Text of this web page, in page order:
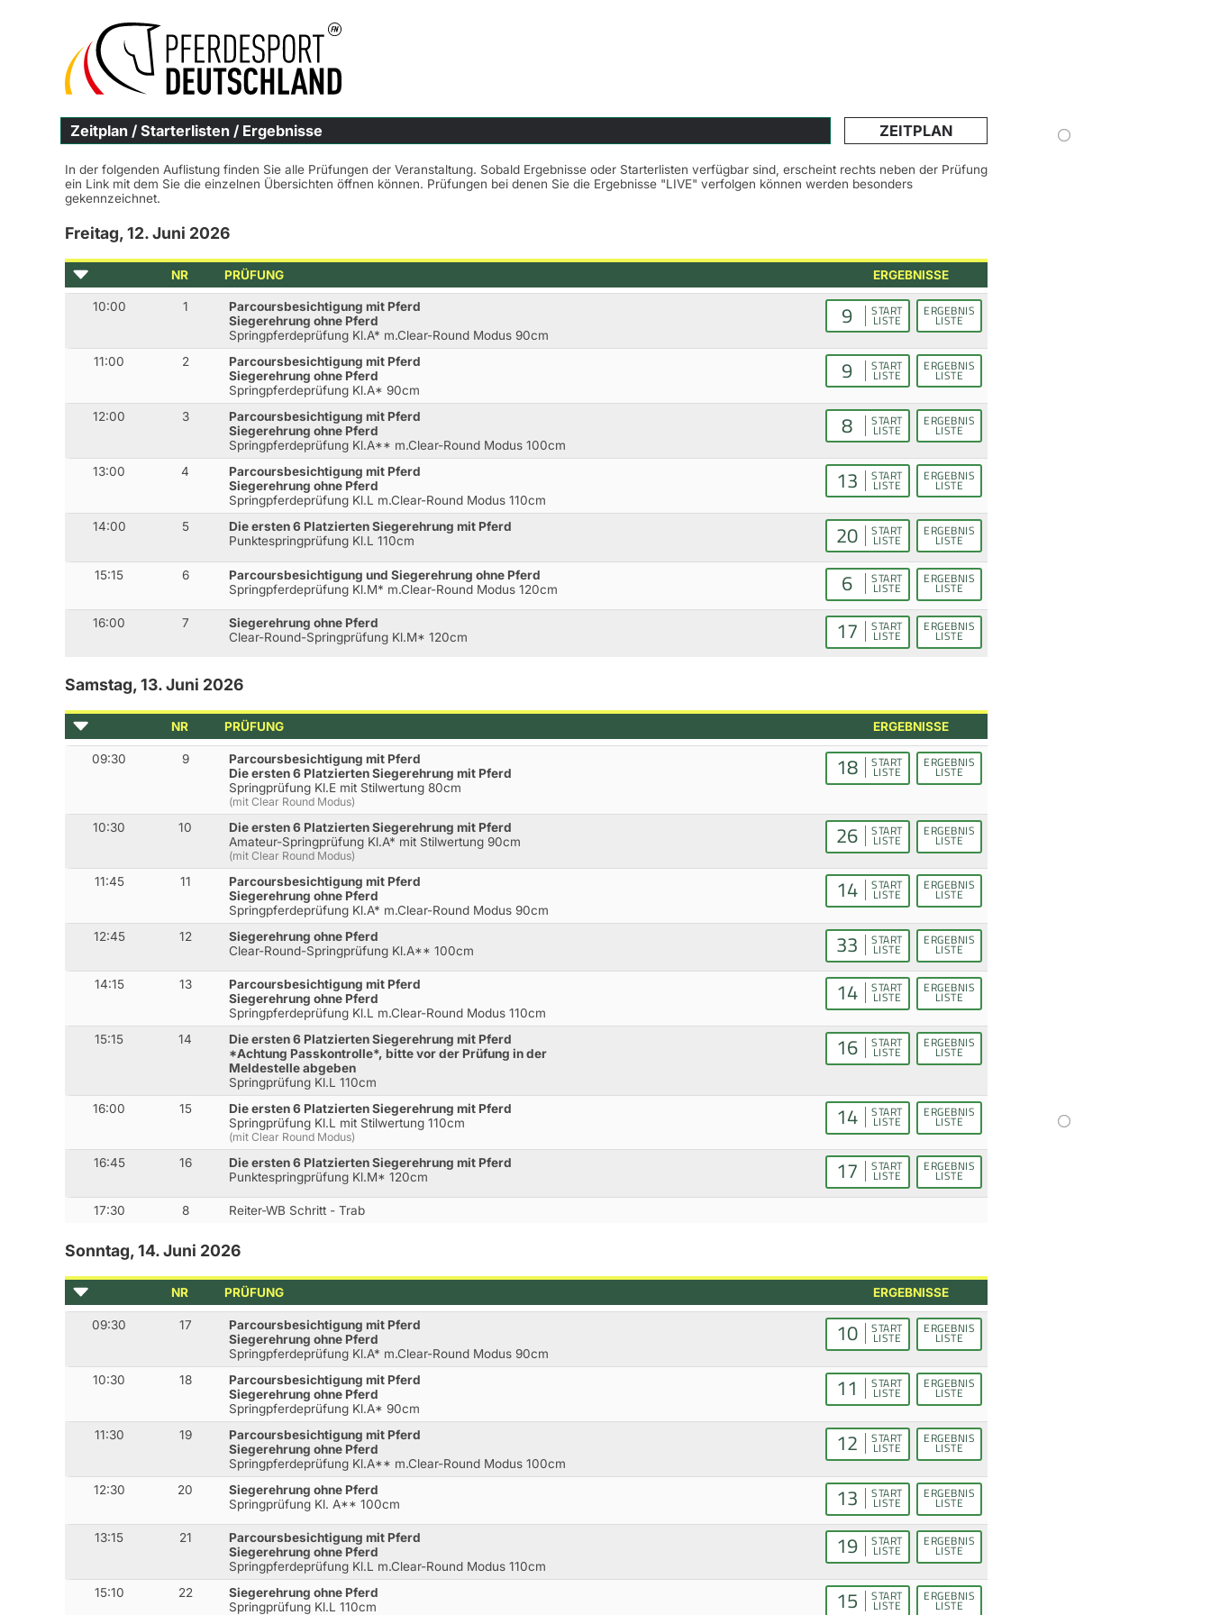
Zeitplan / Starterlisten / Ergebnisse ZEITPLAN
In der folgenden Auflistung finden Sie alle Prüfungen der Veranstaltung. Sobald Ergebnisse oder Starterlisten verfügbar sind, erscheint rechts neben der Prüfung
ein Link mit dem Sie die einzelnen Übersichten öffnen können. Prüfungen bei denen Sie die Ergebnisse "LIVE" verfolgen können werden besonders
gekennzeichnet.
Freitag, 12. Juni 2026
NR PRÜFUNG ERGEBNISSE
10:00 1
Parcoursbesichtigung mit Pferd
Siegerehrung ohne Pferd
Springpferdeprüfung Kl.A* m.Clear-Round Modus 90cm
9 START
LISTE
ERGEBNIS
LISTE
11:00 2
Parcoursbesichtigung mit Pferd
Siegerehrung ohne Pferd
Springpferdeprüfung Kl.A* 90cm
9 START
LISTE
ERGEBNIS
LISTE
12:00 3
Parcoursbesichtigung mit Pferd
Siegerehrung ohne Pferd
Springpferdeprüfung Kl.A** m.Clear-Round Modus 100cm
8 START
LISTE
ERGEBNIS
LISTE
13:00 4
Parcoursbesichtigung mit Pferd
Siegerehrung ohne Pferd
Springpferdeprüfung Kl.L m.Clear-Round Modus 110cm
13 START
LISTE
ERGEBNIS
LISTE
14:00 5
Die ersten 6 Platzierten Siegerehrung mit Pferd
Punktespringprüfung Kl.L 110cm
20 START
LISTE
ERGEBNIS
LISTE
15:15 6
Parcoursbesichtigung und Siegerehrung ohne Pferd
Springpferdeprüfung Kl.M* m.Clear-Round Modus 120cm
6 START
LISTE
ERGEBNIS
LISTE
16:00 7
Siegerehrung ohne Pferd
Clear-Round-Springprüfung Kl.M* 120cm
17 START
LISTE
ERGEBNIS
LISTE
Samstag, 13. Juni 2026
NR PRÜFUNG ERGEBNISSE
09:30 9
Parcoursbesichtigung mit Pferd
Die ersten 6 Platzierten Siegerehrung mit Pferd
Springprüfung Kl.E mit Stilwertung 80cm
(mit Clear Round Modus)
18 START
LISTE
ERGEBNIS
LISTE
10:30 10
Die ersten 6 Platzierten Siegerehrung mit Pferd
Amateur-Springprüfung Kl.A* mit Stilwertung 90cm
(mit Clear Round Modus)
26 START
LISTE
ERGEBNIS
LISTE
11:45 11
Parcoursbesichtigung mit Pferd
Siegerehrung ohne Pferd
Springpferdeprüfung Kl.A* m.Clear-Round Modus 90cm
14 START
LISTE
ERGEBNIS
LISTE
12:45 12
Siegerehrung ohne Pferd
Clear-Round-Springprüfung Kl.A** 100cm
33 START
LISTE
ERGEBNIS
LISTE
14:15 13
Parcoursbesichtigung mit Pferd
Siegerehrung ohne Pferd
Springpferdeprüfung Kl.L m.Clear-Round Modus 110cm
14 START
LISTE
ERGEBNIS
LISTE
15:15 14
Die ersten 6 Platzierten Siegerehrung mit Pferd
*Achtung Passkontrolle*, bitte vor der Prüfung in der
Meldestelle abgeben
Springprüfung Kl.L 110cm
16 START
LISTE
ERGEBNIS
LISTE
16:00 15
Die ersten 6 Platzierten Siegerehrung mit Pferd
Springprüfung Kl.L mit Stilwertung 110cm
(mit Clear Round Modus)
14 START
LISTE
ERGEBNIS
LISTE
16:45 16
Die ersten 6 Platzierten Siegerehrung mit Pferd
Punktespringprüfung Kl.M* 120cm
17 START
LISTE
ERGEBNIS
LISTE
17:30 8 Reiter-WB Schritt - Trab
Sonntag, 14. Juni 2026
NR PRÜFUNG ERGEBNISSE
09:30 17
Parcoursbesichtigung mit Pferd
Siegerehrung ohne Pferd
Springpferdeprüfung Kl.A* m.Clear-Round Modus 90cm
10 START
LISTE
ERGEBNIS
LISTE
10:30 18
Parcoursbesichtigung mit Pferd
Siegerehrung ohne Pferd
Springpferdeprüfung Kl.A* 90cm
11 START
LISTE
ERGEBNIS
LISTE
11:30 19
Parcoursbesichtigung mit Pferd
Siegerehrung ohne Pferd
Springpferdeprüfung Kl.A** m.Clear-Round Modus 100cm
12 START
LISTE
ERGEBNIS
LISTE
12:30 20
Siegerehrung ohne Pferd
Springprüfung Kl. A** 100cm
13 START
LISTE
ERGEBNIS
LISTE
13:15 21
Parcoursbesichtigung mit Pferd
Siegerehrung ohne Pferd
Springpferdeprüfung Kl.L m.Clear-Round Modus 110cm
19 START
LISTE
ERGEBNIS
LISTE
15:10 22
Siegerehrung ohne Pferd
Springprüfung Kl.L 110cm
15 START
LISTE
ERGEBNIS
LISTE